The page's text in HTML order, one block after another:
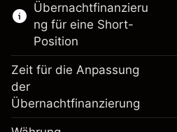
Anpassung der
Übernachtfinanzierung
Übernachtfinanzieru
ng für eine Short-
Position
Zeit für die Anpassung
der
Übernachtfinanzierung